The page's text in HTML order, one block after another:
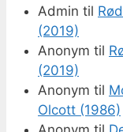
Admin til
(2019)
Anonym til
(2019)
Anonym til
Olcott (1986)